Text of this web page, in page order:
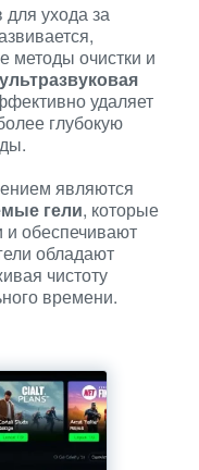
ухода за
методы очистки и
ультразвуковая
удаляет
глубокую
являются
гели, которые
и обеспечивают
обладают
чистоту
времени.